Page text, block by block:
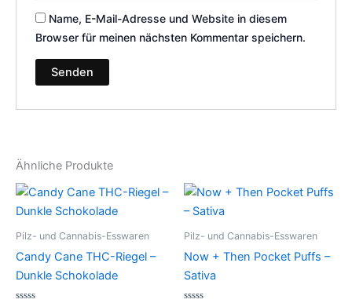
Name, E-Mail-Adresse und Website in diesem
Browser für meinen nächsten Kommentar speichern.
Ähnliche Produkte
Pilz- und Cannabis-Esswaren
Candy Cane THC-Riegel –
Dunkle Schokolade
Pilz- und Cannabis-Esswaren
Now + Then Pocket Puffs –
Sativa